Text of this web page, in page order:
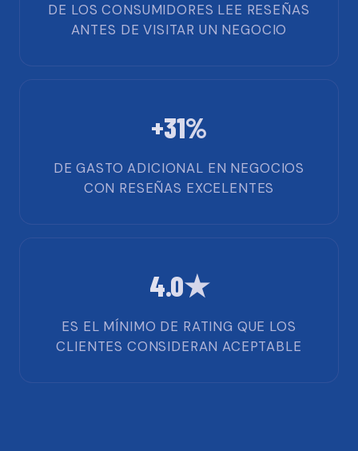
DE LOS CONSUMIDORES LEE RESEÑAS
ANTES DE VISITAR UN NEGOCIO
+31%
DE GASTO ADICIONAL EN NEGOCIOS
CON RESEÑAS EXCELENTES
4.0★
ES EL MÍNIMO DE RATING QUE LOS
CLIENTES CONSIDERAN ACEPTABLE